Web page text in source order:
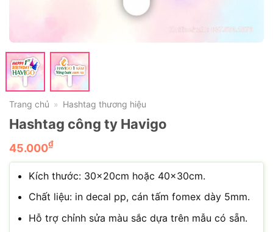
Trang chủ » Hashtag thương hiệu
Hashtag công ty Havigo
45.000₫
Kích thước: 30×20cm hoặc 40×30cm.
Chất liệu: in decal pp, cán tấm fomex dày 5mm.
Hỗ trợ chỉnh sửa màu sắc dựa trên mẫu có sẵn.